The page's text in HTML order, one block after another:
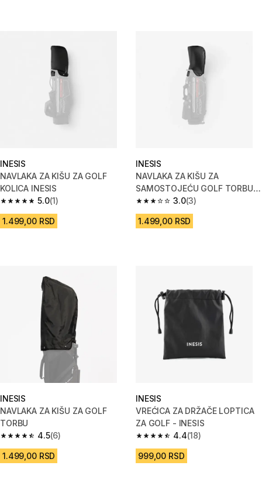
INESIS
NAVLAKA ZA KIŠU ZA GOLF
KOLICA INESIS
5.0
5.0 od 5 zvezdica from 1 Recenzije
(1)
1.499,00 RSD
INESIS
NAVLAKA ZA KIŠU ZA
SAMOSTOJEĆU GOLF TORBU
INESIS
3.0
3.0 od 5 zvezdica from 3
(3)
1.499,00 RSD
INESIS
NAVLAKA ZA KIŠU ZA GOLF
TORBU
4.5
4.5 od 5 zvezdica from 6 Recenzije
(6)
1.499,00 RSD
INESIS
VREĆICA ZA DRŽAČE LOPTICA
ZA GOLF - INESIS
4.4
4.4 od 5 zvezdica from 18
(18)
999,00 RSD